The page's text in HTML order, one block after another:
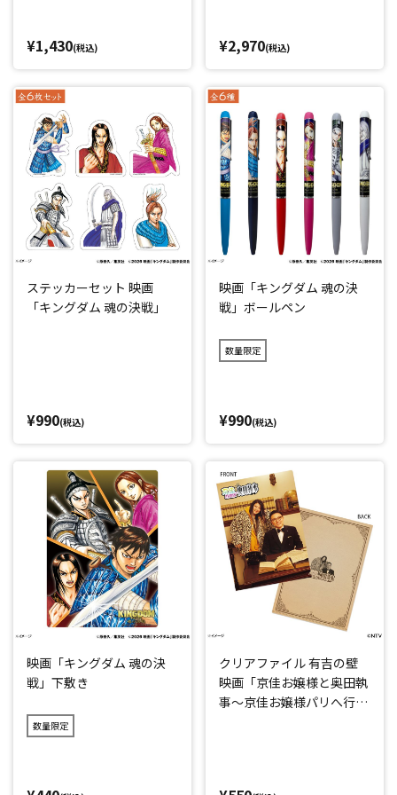
¥1,430(税込) ¥2,970(税込)
ステッカーセット 映画
「キングダム 魂の決戦」
¥990(税込)
映画「キングダム 魂の決
戦」ボールペン
数量限定
¥990(税込)
映画「キングダム 魂の決
戦」下敷き
数量限定
クリアファイル 有吉の壁
映画「京佳お嬢様と奥田執
事～京佳お嬢様パリへ行く